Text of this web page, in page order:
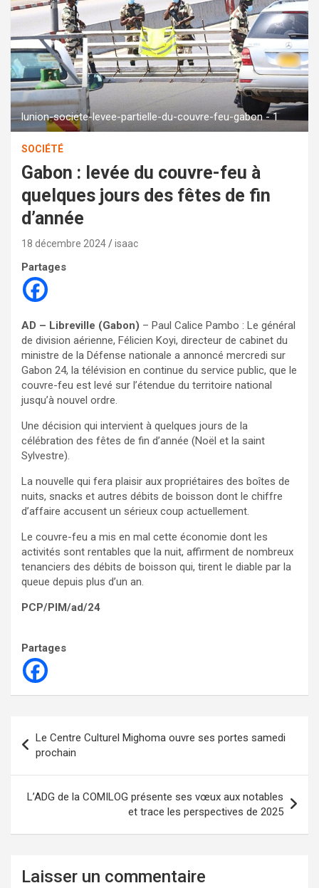
lunion-societe-levee-partielle-du-couvre-feu-gabon - 1
SOCIÉTÉ
Gabon : levée du couvre-feu à
quelques jours des fêtes de fin
d’année
18 décembre 2024 isaac
Partages
AD – Libreville (Gabon) – Paul Calice Pambo : Le général
de division aérienne, Félicien Koyi, directeur de cabinet du
ministre de la Défense nationale a annoncé mercredi sur
Gabon 24, la télévision en continue du service public, que le
couvre-feu est levé sur l’étendue du territoire national
jusqu’à nouvel ordre.
Une décision qui intervient à quelques jours de la
célébration des fêtes de fin d’année (Noël et la saint
Sylvestre).
La nouvelle qui fera plaisir aux propriétaires des boîtes de
nuits, snacks et autres débits de boisson dont le chiffre
d’affaire accusent un sérieux coup actuellement.
Le couvre-feu a mis en mal cette économie dont les
activités sont rentables que la nuit, affirment de nombreux
tenanciers des débits de boisson qui, tirent le diable par la
queue depuis plus d’un an.
PCP/PIM/ad/24
Partages
de
l’article
Le Centre Culturel Mighoma ouvre ses portes samedi
prochain
L’ADG de la COMILOG présente ses vœux aux notables
et trace les perspectives de 2025
Laisser un commentaire